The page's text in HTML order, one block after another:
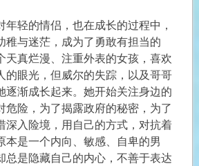
年轻的情侣，也在成长的过程中，
稚与迷茫，成为了勇敢有担当的
天真烂漫、注重外表的女孩，喜欢
的眼光，但威尔的失踪，以及哥哥
逐渐成长起来。她开始关注身边的
危险，为了揭露政府的秘密，为了
深入险境，用自己的方式，对抗着
本是一个内向、敏感、自卑的男
总是隐藏自己的内心，不善于表达